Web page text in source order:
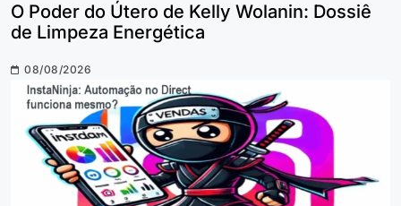
O Poder do Útero de Kelly Wolanin: Dossiê
de Limpeza Energética
08/08/2026